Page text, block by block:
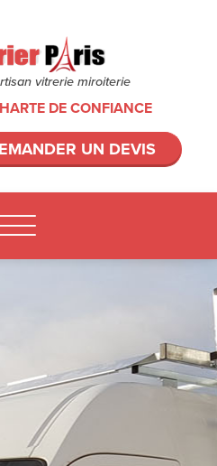
vitrerie miroiterie
DE CONFIANCE
UN DEVIS